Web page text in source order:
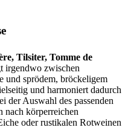
Tilsiter, Tomme de
irgendwo zwischen
und sprödem, bröckeligem
und harmoniert dadurch
der Auswahl des passenden
nach körperreichen
oder rustikalen Rotweinen